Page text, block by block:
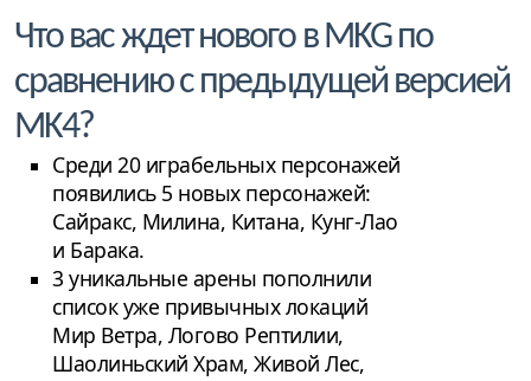
Что вас ждет нового в MKG по
сравнению с предыдущей версией
MK4?
Среди 20 играбельных персонажей
появились 5 новых персонажей:
Сайракс, Милина, Китана, Кунг-Лао
и Барака.
3 уникальные арены пополнили
список уже привычных локаций
Мир Ветра, Логово Рептилии,
Шаолиньский Храм, Живой Лес,